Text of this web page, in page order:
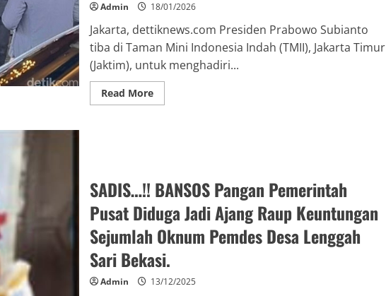
Admin 18/01/2026
Jakarta, dettiknews.com Presiden Prabowo Subianto
tiba di Taman Mini Indonesia Indah (TMII), Jakarta Timur
(Jaktim), untuk menghadiri...
Read More
SADIS…!! BANSOS Pangan Pemerintah
Pusat Diduga Jadi Ajang Raup Keuntungan
Sejumlah Oknum Pemdes Desa Lenggah
Sari Bekasi.
Admin 13/12/2025